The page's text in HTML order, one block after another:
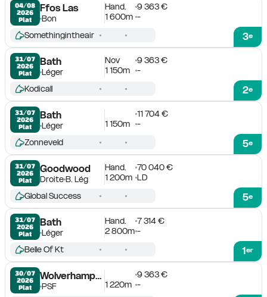
04/08
2026
Plat
Ffos Las
Bon
Hand.
9 363 €
1 600m -
3e
Somethingintheair
31/07
2026
Plat
Bath
Léger
Nov
9 363 €
1 150m
-
2e
Kodicall
31/07
2026
Plat
Bath
Léger
11 704 €
1 150m
-
5e
Zonneveld
31/07
2026
Plat
Goodwood
DroiteB. Lég
Hand.
70 040 €
1 200m LD
5e
Global Success
31/07
2026
Plat
Bath
Léger
Hand.
7 314 €
2 800m -
1er
Belle Of Kt
30/07
2026
Plat
Wolverhampton
PSF
9 363 €
1 220m -